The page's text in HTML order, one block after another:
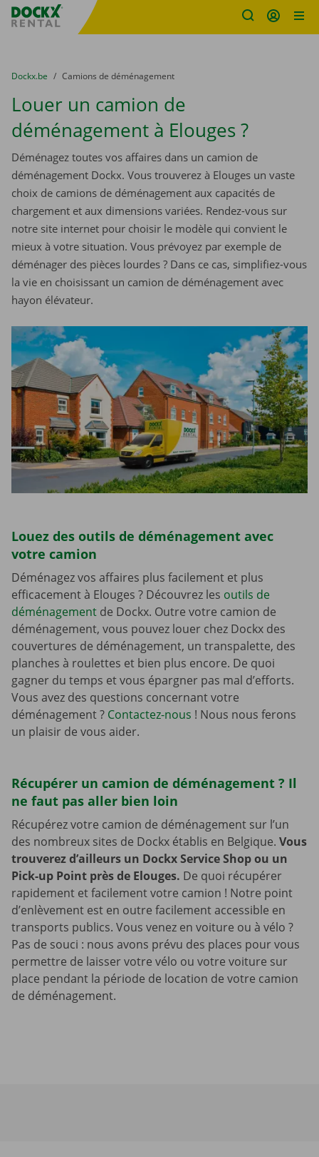
sitename
You are here:
du
Dockx.be to
Camions de déménagement
Louer un camion de
déménagement à Elouges ?
Déménagez toutes vos affaires dans un camion de
déménagement Dockx. Vous trouverez à Elouges un vaste
choix de camions de déménagement aux capacités de
chargement et aux dimensions variées. Rendez-vous sur
notre site internet pour choisir le modèle qui convient le
mieux à votre situation. Vous prévoyez par exemple de
déménager des pièces lourdes ? Dans ce cas, simplifiez-vous
la vie en choisissant un camion de déménagement avec
hayon élévateur.
Louez des outils de déménagement avec
votre camion
Déménagez vos affaires plus facilement et plus
efficacement à Elouges ? Découvrez les outils de
déménagement de Dockx. Outre votre camion de
déménagement, vous pouvez louer chez Dockx des
couvertures de déménagement, un transpalette, des
planches à roulettes et bien plus encore. De quoi
gagner du temps et vous épargner pas mal d’efforts.
Vous avez des questions concernant votre
déménagement ? Contactez-nous ! Nous nous ferons
un plaisir de vous aider.
Récupérer un camion de déménagement ? Il
ne faut pas aller bien loin
Récupérez votre camion de déménagement sur l’un
des nombreux sites de Dockx établis en Belgique. Vous
trouverez d’ailleurs un Dockx Service Shop ou un
Pick-up Point près de Elouges. De quoi récupérer
rapidement et facilement votre camion ! Notre point
d’enlèvement est en outre facilement accessible en
transports publics. Vous venez en voiture ou à vélo ?
Pas de souci : nous avons prévu des places pour vous
permettre de laisser votre vélo ou votre voiture sur
place pendant la période de location de votre camion
de déménagement.